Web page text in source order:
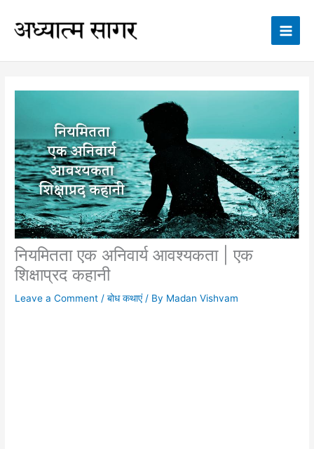
content
नियमितता एक अनिवार्य आवश्यकता | एक
शिक्षाप्रद कहानी
Leave a Comment /बोध कथाएं/ By Madan Vishvam